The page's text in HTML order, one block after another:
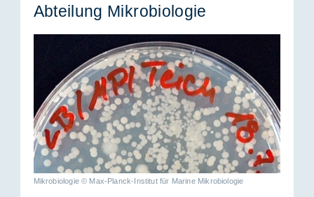
Ab­tei­lung Mi­kro­bio­lo­gie
Mikrobiologie © Max-Planck-Institut für Marine Mikrobiologie